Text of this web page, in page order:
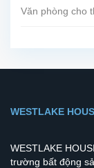
Văn phòng cho
WESTLAKE
WESTLAKE
trường bất động